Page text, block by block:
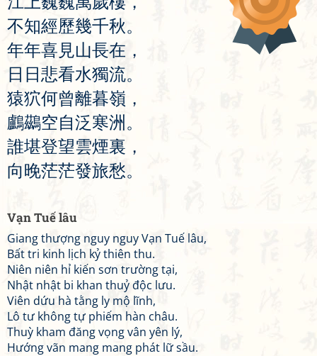
不知經歷幾千秋。
年年喜 見山長在 ，
日 日 悲看水獨流。
猿狖何曾離暮嶺 ，
鸕鷀空自泛寒洲 。
誰堪登望雲煙裏 ，
向晚茫茫發旅愁。
Vạn Tuế lâu
Giang thượng nguy nguy Vạn Tuế lâu,
Bất tri kinh lịch kỷ thiên thu.
Niên niên hỉ kiến sơn trường tại,
Nhật nhật bi khan thuỷ độc lưu.
Viên dứu hà tằng ly mộ lĩnh,
Lô tư không tự phiếm hàn châu.
Thuỳ kham đăng vọng vân yên lý,
Hướng vãn mang mang phát lữ sầu.